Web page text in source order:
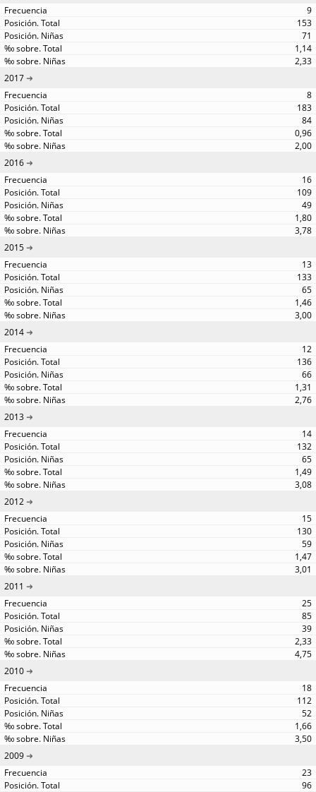
9
153
71
1,14
2,33
2017
8
183
84
0,96
2,00
2016
16
109
49
1,80
3,78
2015
13
133
65
1,46
3,00
2014
12
136
66
1,31
2,76
2013
14
132
65
1,49
3,08
2012
15
130
59
1,47
3,01
2011
25
85
39
2,33
4,75
2010
18
112
52
1,66
3,50
2009
23
96